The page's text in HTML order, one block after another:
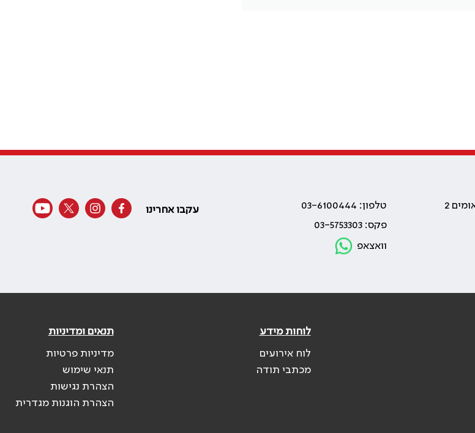
טלפון: 03-6100444
פקס: 03-5753303
וואצאפ
עקבו אחרינו
לוחות מידע
לוח אירועים
מכתבי תודה
תנאים ומדיניות
מדיניות פרטיות
תנאי שימוש
הצהרת נגישות
הצהרת הוגנות מגדרית